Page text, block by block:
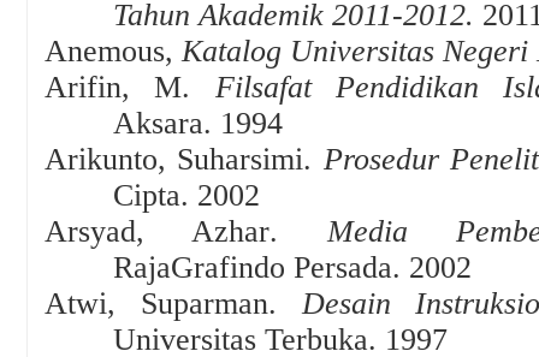
Tahun Akademik 2011-2012.
Anemous,Katalog Universitas Negeri
Arifin, M. Filsafat Pendidikan
Aksara. 1994
Arikunto, Suharsimi. Prosedur
Cipta. 2002
Arsyad, Azhar.
Media
RajaGrafindo Persada. 2002
Atwi, Suparman.
Desain
Universitas Terbuka. 1997